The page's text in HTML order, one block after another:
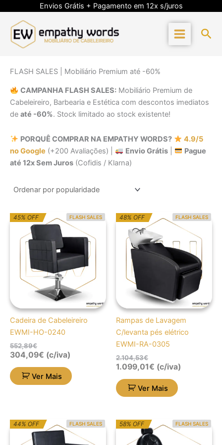
Envios Grátis + Pagamento em 12x s/juros
content
FLASH SALES | Mobiliário Premium até -60%
CAMPANHA FLASH SALES:Mobiliário Premium de
Cabeleireiro, Barbearia e Estética com descontos imediatos
de até -60%. Stock limitado ao stock existente!
PORQUÊ COMPRAR NA EMPATHY WORDS?
4.9/5
no Google (+200 Avaliações) | Envio Grátis|
Pague
até 12x Sem Juros (Cofidis / Klarna)
FLASH SALES
45% OFF
Cadeira de Cabeleireiro
EWMI-HO-0240
552,89€
O
preço
original
era:
552,89€.
O
preço
é:
304,09€.
304,09€ (c/iva)
Ver Mais
FLASH SALES
48% OFF
Rampas de Lavagem
C/levanta pés elétrico
EWMI-RA-0305
2.104,53€
O
preço
original
era:
2.104,53€.
O
preço
atual
é:
1.099,01€.
1.099,01€ (c/iva)
Ver Mais
FLASH SALES
44% OFF
O
preço
original
O
preço
atual
FLASH SALES
58% OFF O
preço
original
O
preço
atual